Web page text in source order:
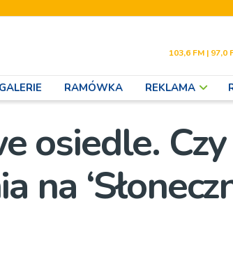
103,6 FM | 97,0
GALERIE RAMÓWKA REKLAMA
osiedle.
na